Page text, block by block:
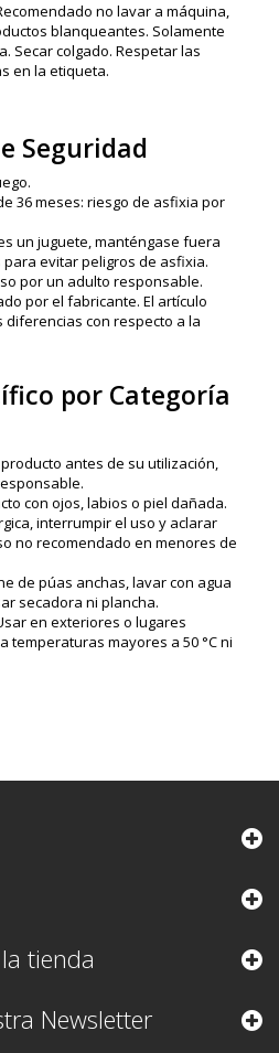
no lavar a máquina,
blanqueantes. Solamente
Secar colgado. Respetar las
en la etiqueta.
Seguridad
36 meses: riesgo de asfixia por
un juguete, manténgase fuera
evitar peligros de asfixia.
por un adulto responsable.
por el fabricante. El artículo
con respecto a la
por Categoría
antes de su utilización,
con ojos, labios o piel dañada.
interrumpir el uso y aclarar
no recomendado en menores de
de púas anchas, lavar con agua
secadora ni plancha.
en exteriores o lugares
temperaturas mayores a 50 °C ni
tienda
Newsletter